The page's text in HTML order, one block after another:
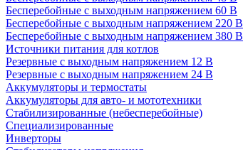
Бесперебойные с выходным напряжением 60 В
Бесперебойные с выходным напряжением 220 В
Бесперебойные с выходным напряжением 380 В
Источники питания для котлов
Резервные с выходным напряжением 12 В
Резервные с выходным напряжением 24 В
Аккумуляторы и термостаты
Аккумуляторы для авто- и мототехники
Стабилизированные (небесперебойные)
Специализированные
Инверторы